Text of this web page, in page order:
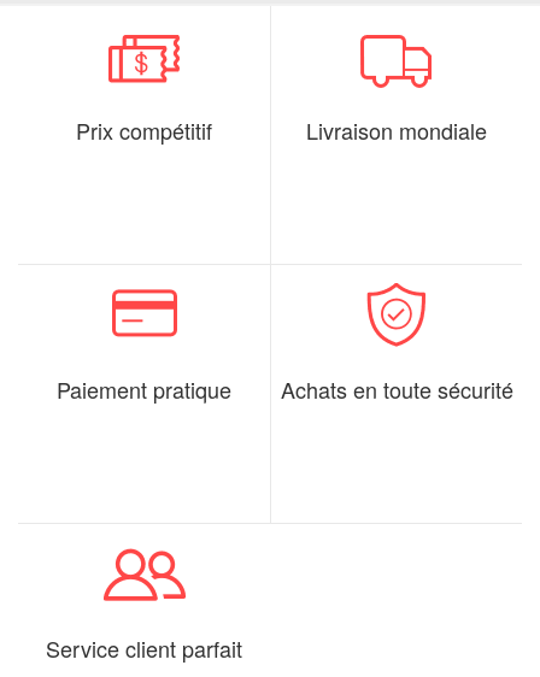
Prix compétitif Livraison mondiale
Paiement pratique Achats en toute sécurité
Service client parfait